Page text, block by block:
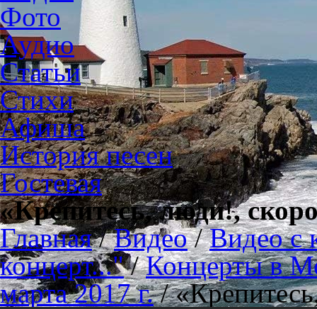
Фото
Аудио
Статьи
Стихи
Афиша
История песен
Гостевая
«Крепитесь, люди!,
Главная/Видео/Видео с
концерт..."/Концерты в
марта 2017 г./